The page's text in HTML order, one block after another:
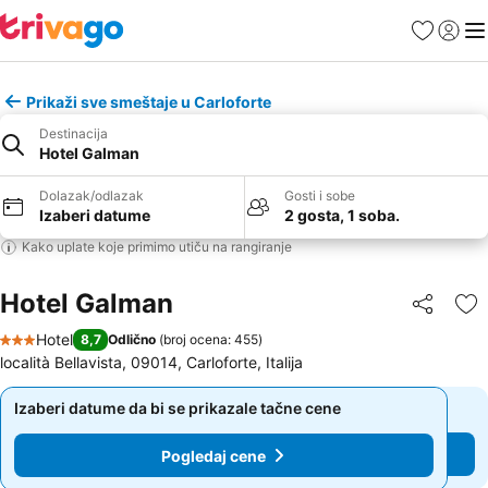
FavoritiPrijavi
Prikaži sve smeštaje u Carloforte
Destinacija
Hotel Galman
Dolazak/odlazak
Izaberi datume
Gosti i sobe
2 gosta, 1 soba.
Kako uplate koje primimo utiču na rangiranje
Hotel Galman Deli
3 Zvezdice
Hotel 8,7 Odlično (broj ocena: 455)
località Bellavista, 09014, Carloforte, Italija
Izaberi datume da bi se prikazale tačne cene
Pogledaj cene
Izaberi datume da bi se prikazale tačne cene
Pogledaj cene